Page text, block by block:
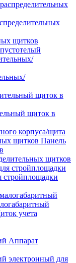
щитков
щиток в
корпуса/щита
Панель
щитков
стройплощадки
учета
Аппарат